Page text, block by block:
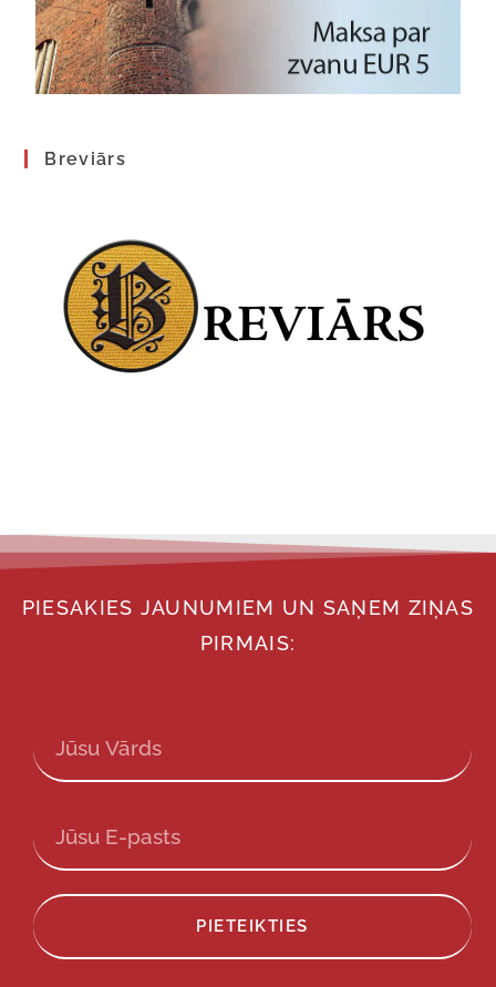
Breviārs
PIESAKIES JAUNUMIEM UN SAŅEM ZIŅAS
PIRMAIS:
PIETEIKTIES